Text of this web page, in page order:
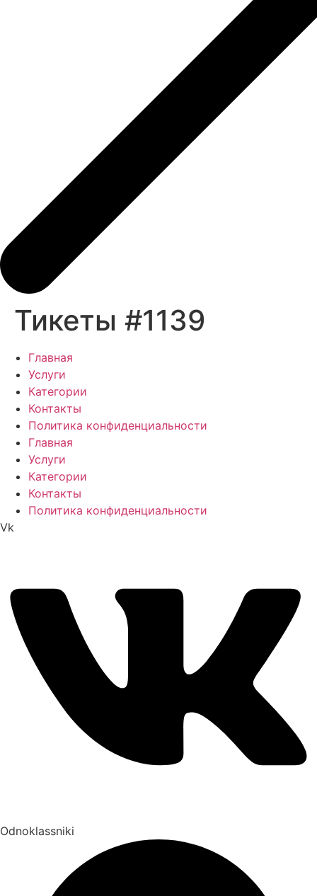
Тикеты #1139
Главная
Услуги
Категории
Контакты
Политика конфиденциальности
Главная
Услуги
Категории
Контакты
Политика конфиденциальности
Vk
Odnoklassniki